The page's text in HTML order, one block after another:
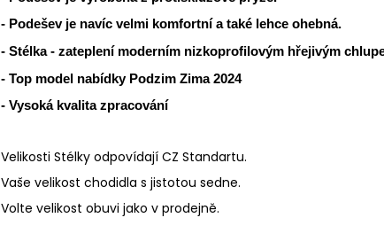
- Podešev je navíc velmi komfortní a také lehce ohebná.
- Stélka - zateplení moderním nizkoprofilovým hřejivým
- Top model nabídky Podzim Zima 2024
- Vysoká kvalita zpracování
Velikosti Stélky odpovídají CZ Standartu.
Vaše velikost chodidla s jistotou sedne.
Volte velikost obuvi jako v prodejně.